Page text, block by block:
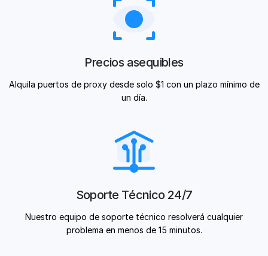
Precios asequibles
Alquila puertos de proxy desde solo $1 con un plazo mínimo de
un día.
Soporte Técnico 24/7
Nuestro equipo de soporte técnico resolverá cualquier
problema en menos de 15 minutos.